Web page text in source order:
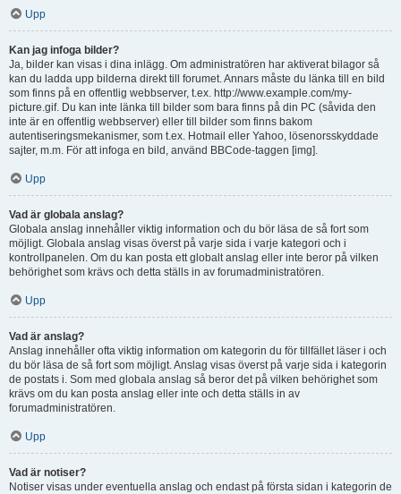
Upp
Kan jag infoga bilder?
Ja, bilder kan visas i dina inlägg. Om administratören har aktiverat bilagor så
kan du ladda upp bilderna direkt till forumet. Annars måste du länka till en bild
som finns på en offentlig webbserver, t.ex. http://www.example.com/my-
picture.gif. Du kan inte länka till bilder som bara finns på din PC (såvida den
inte är en offentlig webbserver) eller till bilder som finns bakom
autentiseringsmekanismer, som t.ex. Hotmail eller Yahoo, lösenorsskyddade
sajter, m.m. För att infoga en bild, använd BBCode-taggen [img].
Upp
Vad är globala anslag?
Globala anslag innehåller viktig information och du bör läsa de så fort som
möjligt. Globala anslag visas överst på varje sida i varje kategori och i
kontrollpanelen. Om du kan posta ett globalt anslag eller inte beror på vilken
behörighet som krävs och detta ställs in av forumadministratören.
Upp
Vad är anslag?
Anslag innehåller ofta viktig information om kategorin du för tillfället läser i och
du bör läsa de så fort som möjligt. Anslag visas överst på varje sida i kategorin
de postats i. Som med globala anslag så beror det på vilken behörighet som
krävs om du kan posta anslag eller inte och detta ställs in av
forumadministratören.
Upp
Vad är notiser?
Notiser visas under eventuella anslag och endast på första sidan i kategorin de